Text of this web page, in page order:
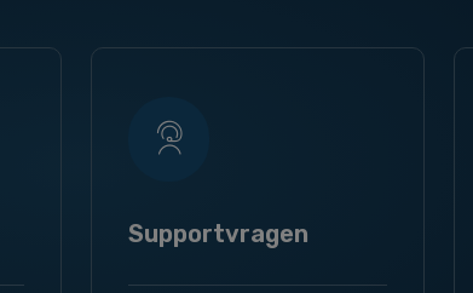
Supportvragen